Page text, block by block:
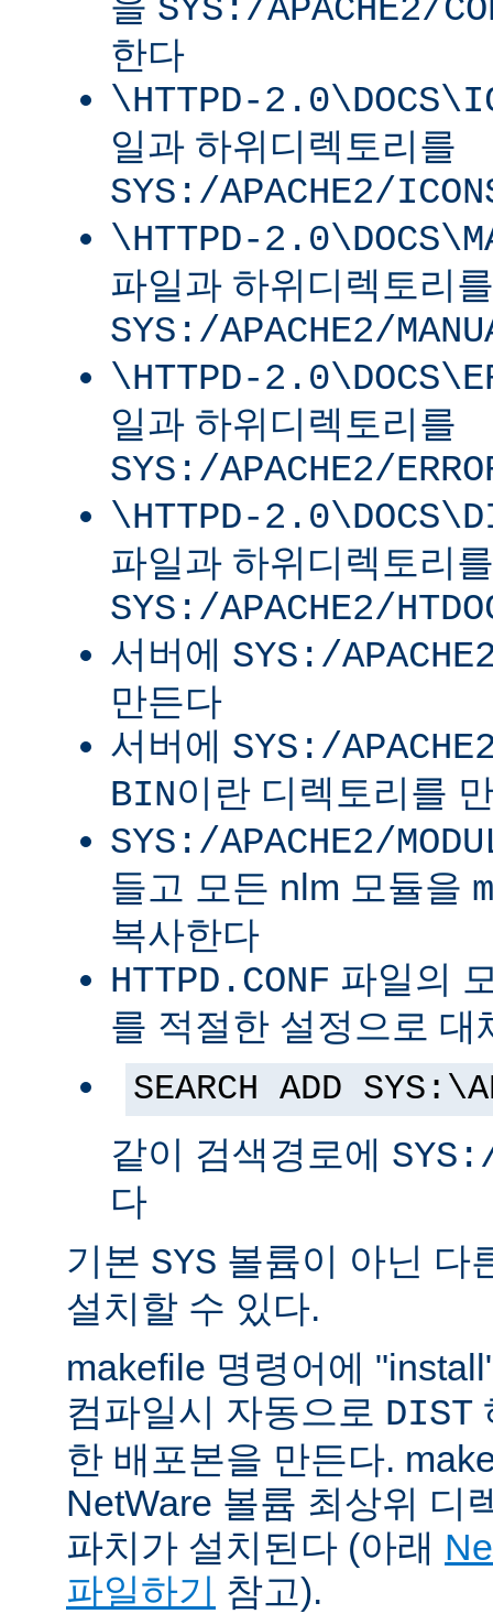
SYS:/APACHE2/
한다
\HTTPD-
일과 하위디렉토리를
SYS:/APACHE2/
\HTTPD-
파일과 하위디렉토리를
SYS:/APACHE2/
\HTTPD-
일과 하위디렉토리를
SYS:/APACHE2/
\HTTPD-
파일과 하위디렉토리를
SYS:/APACHE2/
서버에 SYS:/
만든다
서버에 SYS:/
BIN이란 디렉토리를
SYS:/APACHE2/
들고 모든 nlm 모듈을
복사한다
HTTPD.CONF 파일의
를 적절한 설정으로 대
SEARCH ADD
같이 검색경로에
다
기본 SYS 볼륨이 아닌 다
설치할 수 있다.
makefile 명령어에
컴파일시 자동으로 DIST
한 배포본을 만든다.
NetWare 볼륨 최상위 디
파치가 설치된다 (아래
파일하기
참고).